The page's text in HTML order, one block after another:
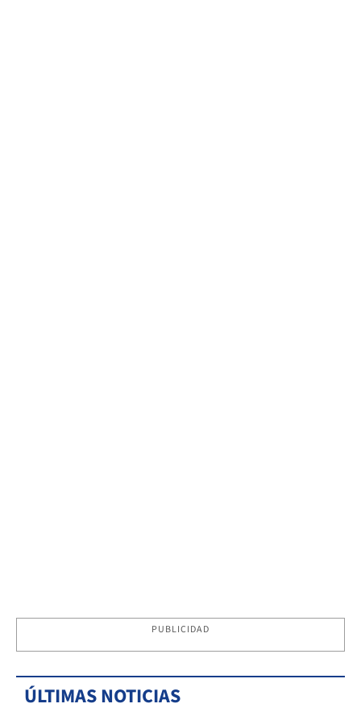
PUBLICIDAD
ÚLTIMAS NOTICIAS